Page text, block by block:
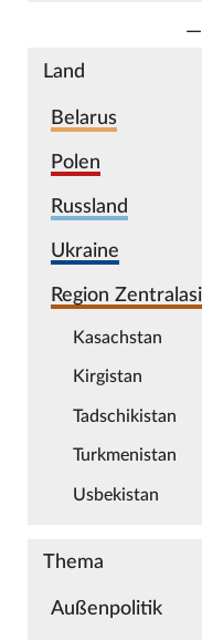
—
Land
Belarus
Polen
Russland
Ukraine
Region
Kasachstan
Kirgistan
Tadschikistan
Turkmenistan
Usbekistan
Thema
Außenpolitik